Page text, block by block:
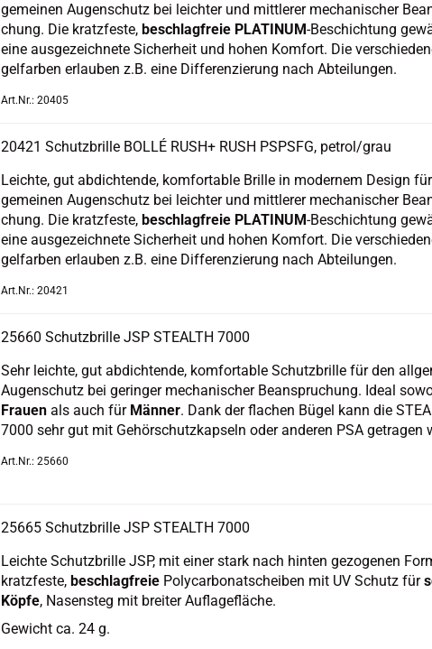
ge­mei­nen Au­gen­schutz bei leich­ter und mitt­le­rer me­cha­ni­scher
chung. Die kratz­fes­te, be­schlag­freie PLA­TI­NUM-​Beschichtung
eine aus­ge­zeich­ne­te Si­cher­heit und hohen Kom­fort. Die
gel­far­ben er­lau­ben z.B. eine Dif­fe­ren­zie­rung nach Ab­tei­lun­gen.
Art.Nr.: 20405
20421 Schutz­bril­le BOLLÉ RUSH+ RUSH PSPS­FG, pe­trol/grau
Leich­te, gut ab­dich­ten­de, kom­for­ta­ble Bril­le in mo­der­nem De­sign
ge­mei­nen Au­gen­schutz bei leich­ter und mitt­le­rer me­cha­ni­scher
chung. Die kratz­fes­te, be­schlag­freie PLA­TI­NUM-​Beschichtung
eine aus­ge­zeich­ne­te Si­cher­heit und hohen Kom­fort. Die
gel­far­ben er­lau­ben z.B. eine Dif­fe­ren­zie­rung nach Ab­tei­lun­gen.
Art.Nr.: 20421
25660 Schutz­bril­le JSP STE­ALTH 7000
Sehr leich­te, gut ab­dich­ten­de, kom­for­ta­ble Schutz­bril­le für den
Au­gen­schutz bei ge­rin­ger me­cha­ni­scher Be­an­spru­chung. Ideal
Frau­en als auch für Män­ner. Dank der fla­chen Bügel kann die
7000 sehr gut mit Ge­hör­schutz­kap­seln oder an­de­ren PSA ge­tra­gen
Art.Nr.: 25660
25665 Schutz­bril­le JSP STE­ALTH 7000
Leich­te Schutz­bril­le JSP, mit einer stark nach hin­ten ge­zo­ge­nen
kratz­fes­te, be­schlag­freie Po­ly­car­bo­natschei­ben mit UV Schutz für
Köpfe, Na­sen­steg mit brei­ter Auf­la­ge­flä­che.
Ge­wicht ca. 24 g.